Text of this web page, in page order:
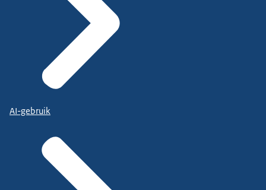
AI-gebruik